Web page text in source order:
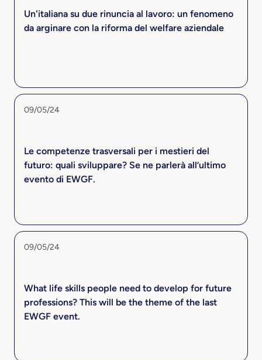
Un'italiana su due rinuncia al lavoro: un fenomeno
da arginare con la riforma del welfare aziendale
09/05/24
Le competenze trasversali per i mestieri del
futuro: quali sviluppare? Se ne parlerà all’ultimo
evento di EWGF.
09/05/24
What life skills people need to develop for future
professions? This will be the theme of the last
EWGF event.